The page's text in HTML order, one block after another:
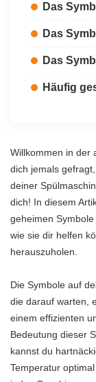
Das
Das
Das
Häufig
Willkommen in der
dich jemals
deiner
dich! In diesem
geheimen
wie sie dir helfen
herauszuholen.
Die Symbole auf
die darauf warten,
einem effizienten
Bedeutung dieser
kannst du
Temperatur